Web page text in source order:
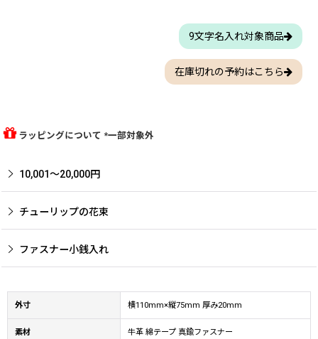
9文字名入れ対象商品
在庫切れの予約はこちら
ラッピングについて *一部対象外
10,001〜20,000円
チューリップの花束
ファスナー小銭入れ
外寸 横110mm×縦75mm 厚み20mm
素材 牛革 綿テープ 真鍮ファスナー